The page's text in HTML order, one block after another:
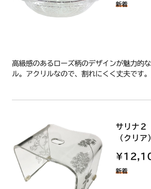
新着
高級感のあるローズ柄のデザインが魅力的
ル。アクリルなので、割れにくく丈夫です
サリナ
（クリア）
新着